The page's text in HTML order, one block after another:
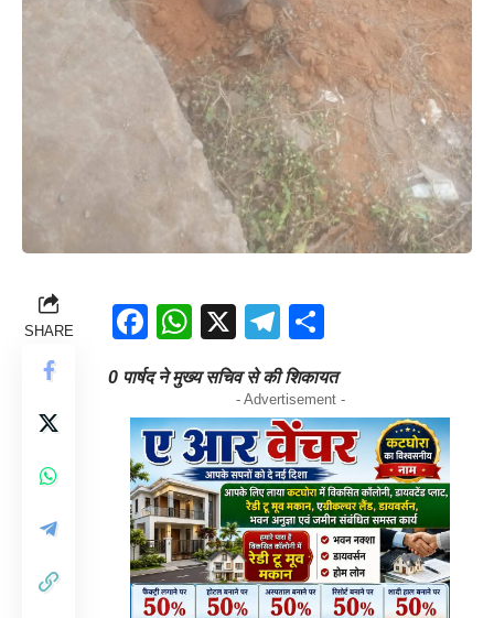
SHARE Facebook
WhatsApp
X Telegram
0 पार्षद ने मुख्य सचिव से की शिकायत
- Advertisement -